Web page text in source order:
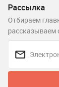
Рассылка
Отбираем
рассказываем